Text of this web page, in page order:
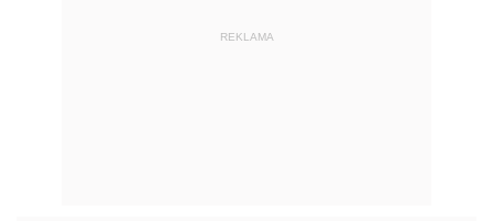
REKLAMA